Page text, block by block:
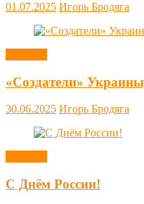
01.07.2025 Игорь Бродяга
«Создатели»
30.06.2025 Игорь Бродяга
С Днём России!